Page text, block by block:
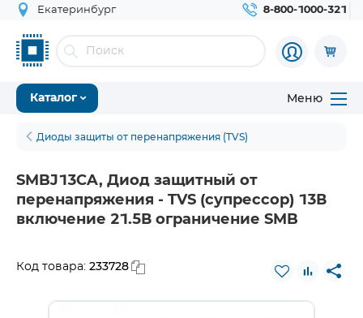
Екатеринбург 8-800-1000-321
Каталог Меню
Диоды защиты от перенапряжения (TVS)
SMBJ13CA, Диод защитный от
перенапряжения - TVS (супрессор) 13В
включение 21.5В ограничение SMB
Код товара: 233728